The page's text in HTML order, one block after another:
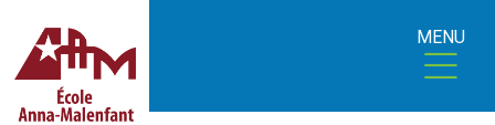
MENU